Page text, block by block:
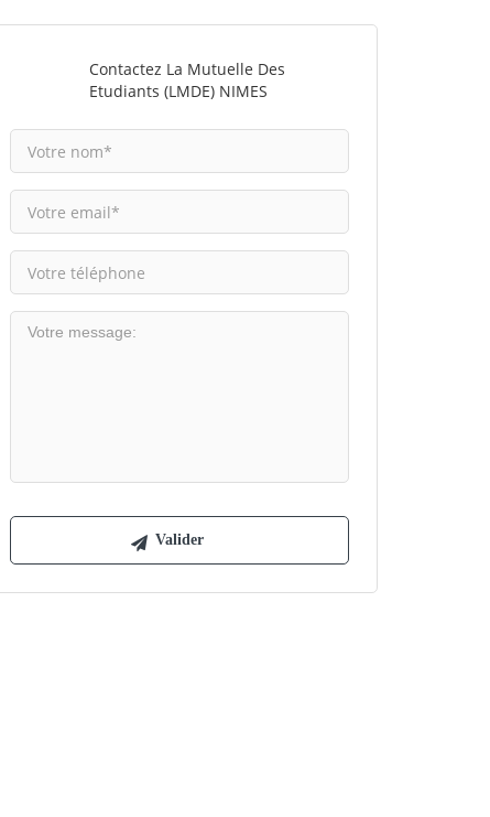
Contactez La Mutuelle Des
Etudiants (LMDE) NIMES